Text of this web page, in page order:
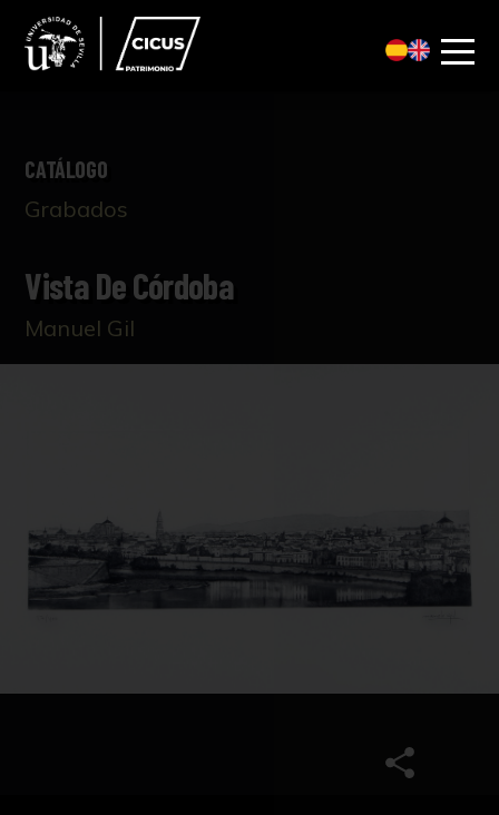
CATÁLOGO
Grabados
Vista De Córdoba
Manuel Gil